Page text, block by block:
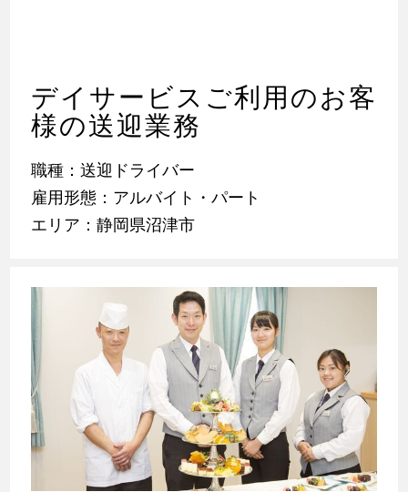
デイサービスご利用のお客
様の送迎業務
職種：送迎ドライバー
雇用形態：アルバイト・パート
エリア：静岡県沼津市